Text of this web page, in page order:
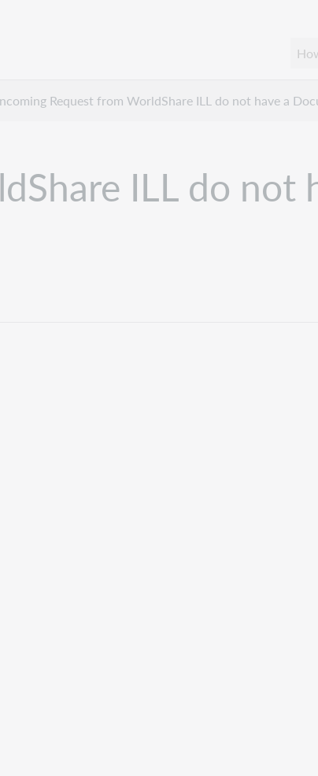
Request from WorldShare ILL do not have a
ILL do not